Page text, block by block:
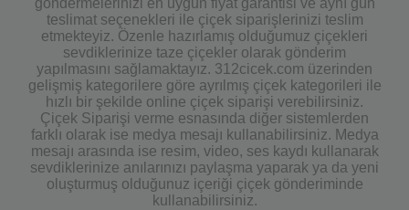
göndermelerinizi en uygun fiyat garantisi ve aynı gün
teslimat seçenekleri ile çiçek siparişlerinizi teslim
etmekteyiz. Özenle hazırlamış olduğumuz çiçekleri
sevdiklerinize taze çiçekler olarak gönderim
yapılmasını sağlamaktayız. 312cicek.com üzerinden
gelişmiş kategorilere göre ayrılmış çiçek kategorileri ile
hızlı bir şekilde online çiçek siparişi verebilirsiniz.
Çiçek Siparişi verme esnasında diğer sistemlerden
farklı olarak ise medya mesajı kullanabilirsiniz. Medya
mesajı arasında ise resim, video, ses kaydı kullanarak
sevdiklerinize anılarınızı paylaşma yaparak ya da yeni
oluşturmuş olduğunuz içeriği çiçek gönderiminde
kullanabilirsiniz.